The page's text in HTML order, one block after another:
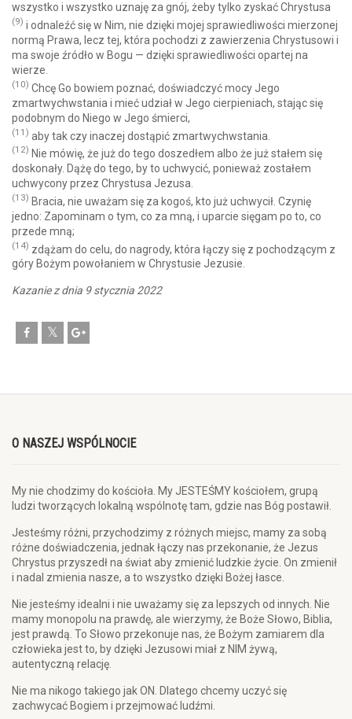
wszystko i wszystko uznaję za gnój, żeby tylko zyskać Chrystusa
(9) i odnaleźć się w Nim, nie dzięki mojej sprawiedliwości mierzonej
normą Prawa, lecz tej, która pochodzi z zawierzenia Chrystusowi i
ma swoje źródło w Bogu — dzięki sprawiedliwości opartej na
wierze.
(10) Chcę Go bowiem poznać, doświadczyć mocy Jego
zmartwychwstania i mieć udział w Jego cierpieniach, stając się
podobnym do Niego w Jego śmierci,
(11) aby tak czy inaczej dostąpić zmartwychwstania.
(12) Nie mówię, że już do tego doszedłem albo że już stałem się
doskonały. Dążę do tego, by to uchwycić, ponieważ zostałem
uchwycony przez Chrystusa Jezusa.
(13) Bracia, nie uważam się za kogoś, kto już uchwycił. Czynię
jedno: Zapominam o tym, co za mną, i uparcie sięgam po to, co
przede mną;
(14) zdążam do celu, do nagrody, która łączy się z pochodzącym z
góry Bożym powołaniem w Chrystusie Jezusie.
Kazanie z dnia 9 stycznia 2022
O NASZEJ WSPÓLNOCIE
My nie chodzimy do kościoła. My JESTEŚMY kościołem, grupą
ludzi tworzących lokalną wspólnotę tam, gdzie nas Bóg postawił.
Jesteśmy różni, przychodzimy z różnych miejsc, mamy za sobą
różne doświadczenia, jednak łączy nas przekonanie, że Jezus
Chrystus przyszedł na świat aby zmienić ludzkie życie. On zmienił
i nadal zmienia nasze, a to wszystko dzięki Bożej łasce.
Nie jesteśmy idealni i nie uważamy się za lepszych od innych. Nie
mamy monopolu na prawdę, ale wierzymy, że Boże Słowo, Biblia,
jest prawdą. To Słowo przekonuje nas, że Bożym zamiarem dla
człowieka jest to, by dzięki Jezusowi miał z NIM żywą,
autentyczną relację.
Nie ma nikogo takiego jak ON. Dlatego chcemy uczyć się
zachwycać Bogiem i przejmować ludźmi.